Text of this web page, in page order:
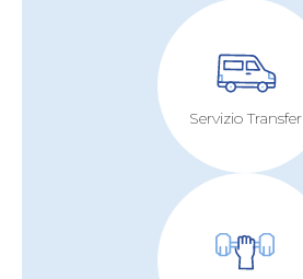
Servizio Transfer